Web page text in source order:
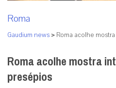
Roma
Gaudium news > Roma acolhe
Roma acolhe mostra
presépios